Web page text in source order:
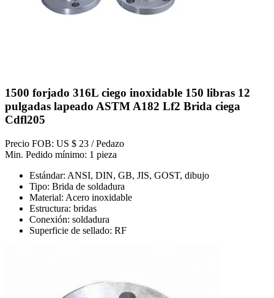
1500 forjado 316L ciego inoxidable 150 libras 12
pulgadas lapeado ASTM A182 Lf2 Brida ciega
Cdfl205
Precio FOB: US $ 23 / Pedazo
Min. Pedido mínimo: 1 pieza
Estándar: ANSI, DIN, GB, JIS, GOST, dibujo
Tipo: Brida de soldadura
Material: Acero inoxidable
Estructura: bridas
Conexión: soldadura
Superficie de sellado: RF